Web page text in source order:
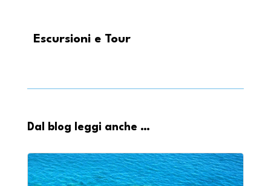
Escursioni e Tour
Dal blog leggi anche …